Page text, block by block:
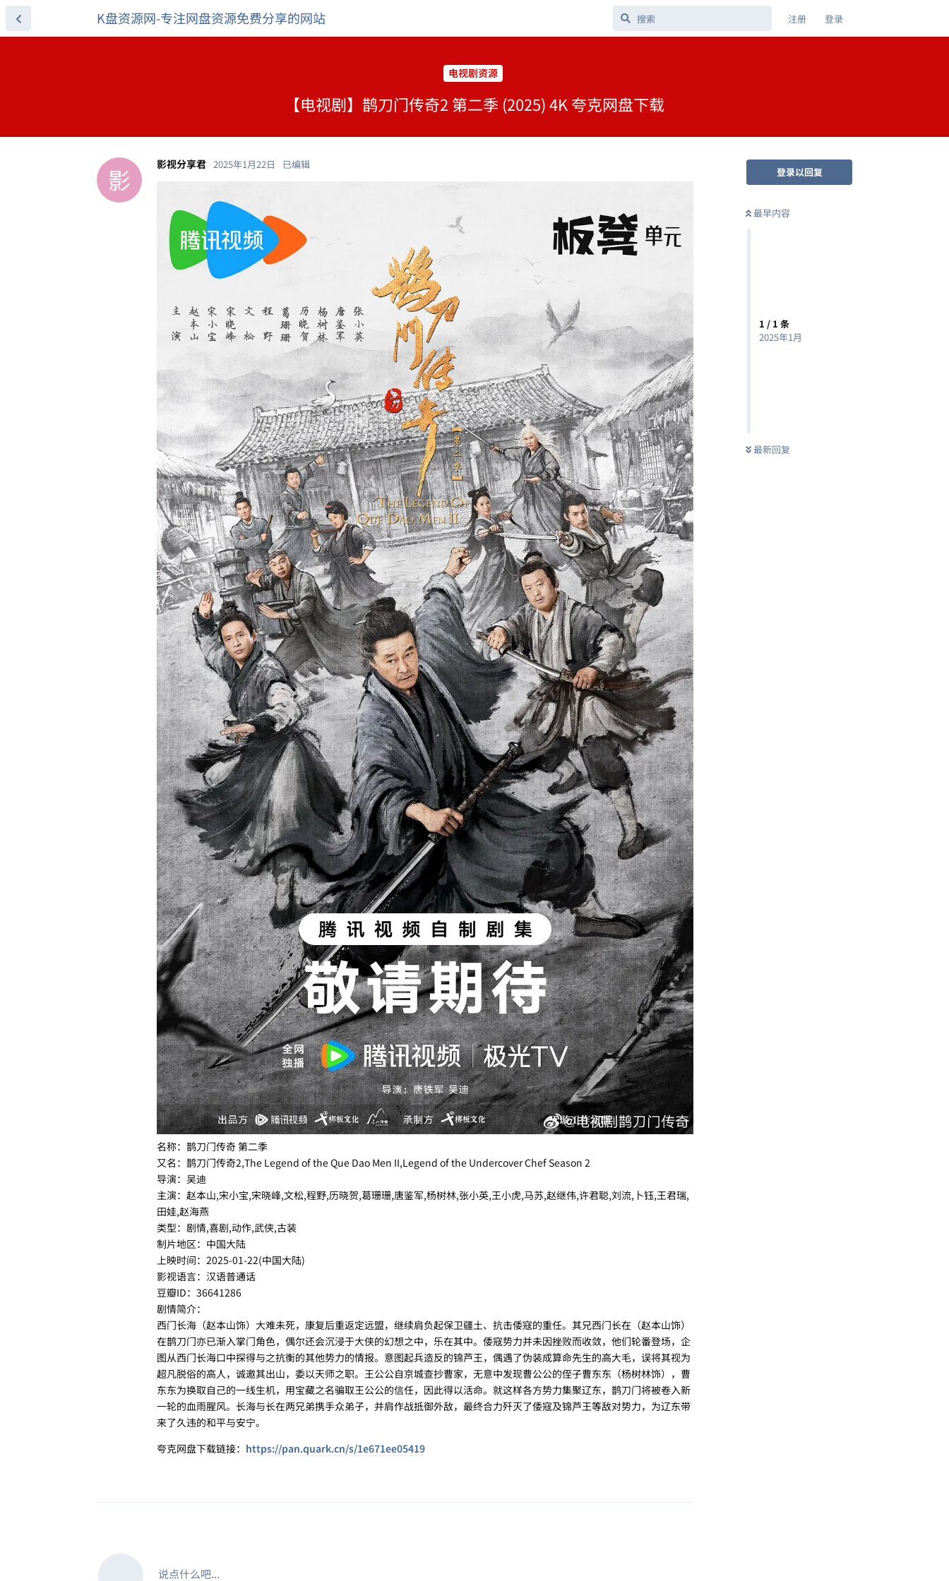
K盘资源网-专注网盘资源免费分享的网站 注册 登录
电视剧资源
【电视剧】鹊刀门传奇2 第二季 (2025) 4K 夸克网盘下载
登录以回复
最早内容
1 / 1 条
2025年1月
最新回复
影 影视分享君 2025年1月22日 已编辑
名称：鹊刀门传奇 第二季
又名：鹊刀门传奇2,The Legend of the Que Dao Men II,Legend of the Undercover Chef Season 2
导演：吴迪
主演：赵本山,宋小宝,宋晓峰,文松,程野,历晓贺,葛珊珊,唐鉴军,杨树林,张小英,王小虎,马苏,赵继伟,许君聪,刘流,卜钰,王君瑞,
田娃,赵海燕
类型：剧情,喜剧,动作,武侠,古装
制片地区：中国大陆
上映时间：2025-01-22(中国大陆)
影视语言：汉语普通话
豆瓣ID：36641286
剧情简介：
西门长海（赵本山饰）大难未死，康复后重返定远盟，继续肩负起保卫疆土、抗击倭寇的重任。其兄西门长在（赵本山饰）
在鹊刀门亦已渐入掌门角色，偶尔还会沉浸于大侠的幻想之中，乐在其中。倭寇势力并未因挫败而收敛，他们轮番登场，企
图从西门长海口中探得与之抗衡的其他势力的情报。意图起兵造反的锦芦王，偶遇了伪装成算命先生的高大毛，误将其视为
超凡脱俗的高人，诚邀其出山，委以天师之职。王公公自京城查抄曹家，无意中发现曹公公的侄子曹东东（杨树林饰），曹
东东为换取自己的一线生机，用宝藏之名骗取王公公的信任，因此得以活命。就这样各方势力集聚辽东，鹊刀门将被卷入新
一轮的血雨腥风。长海与长在两兄弟携手众弟子，并肩作战抵御外敌，最终合力歼灭了倭寇及锦芦王等敌对势力，为辽东带
来了久违的和平与安宁。
夸克网盘下载链接： https://pan.quark.cn/s/1e671ee05419
说点什么吧...